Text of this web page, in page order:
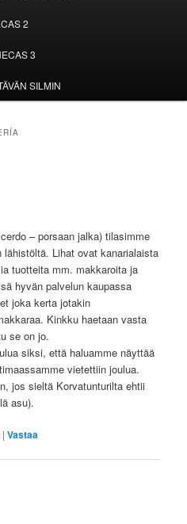
2
3
SILMIN
– porsaan jalka) tilasimme
Lihat ovat kanarialaista
tuotteita mm. makkaroita ja
hyvän palvelun kaupassa
joka kerta jotakin
Kinkku haetaan vasta
se on jo.
siksi, että haluamme näyttää
vietettiin joulua.
jos sieltä Korvatunturilta ehtii
asu).
|Vastaa